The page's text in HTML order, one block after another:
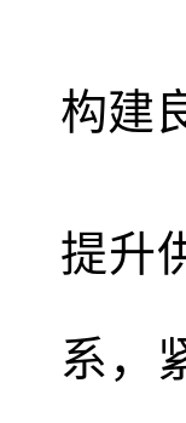
构建
提升
系，